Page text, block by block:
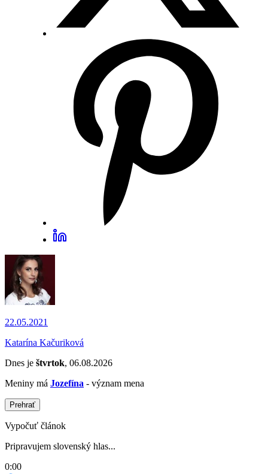
22.05.2021
Katarína Kačuriková
Dnes je štvrtok, 06.08.2026
Meniny má Jozefína - význam mena
Prehrať
Vypočuť článok
Pripravujem slovenský hlas...
0:00